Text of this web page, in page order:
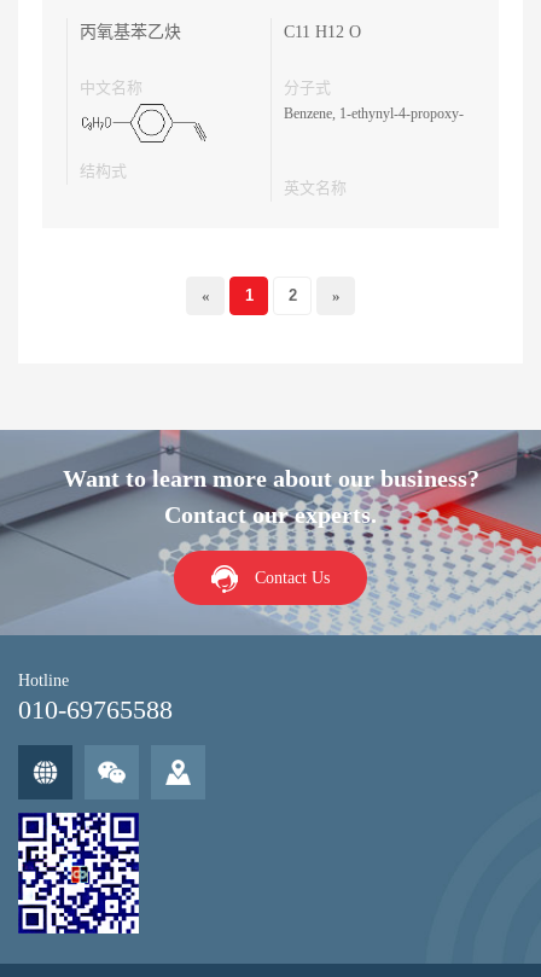
丙氧基苯乙炔
中文名称
C11 H12 O
分子式
结构式
Benzene, 1-ethynyl-4-propoxy-
英文名称
« 1 2 »
Want to learn more about our business?
Contact our experts.
Contact Us
Hotline
010-69765588